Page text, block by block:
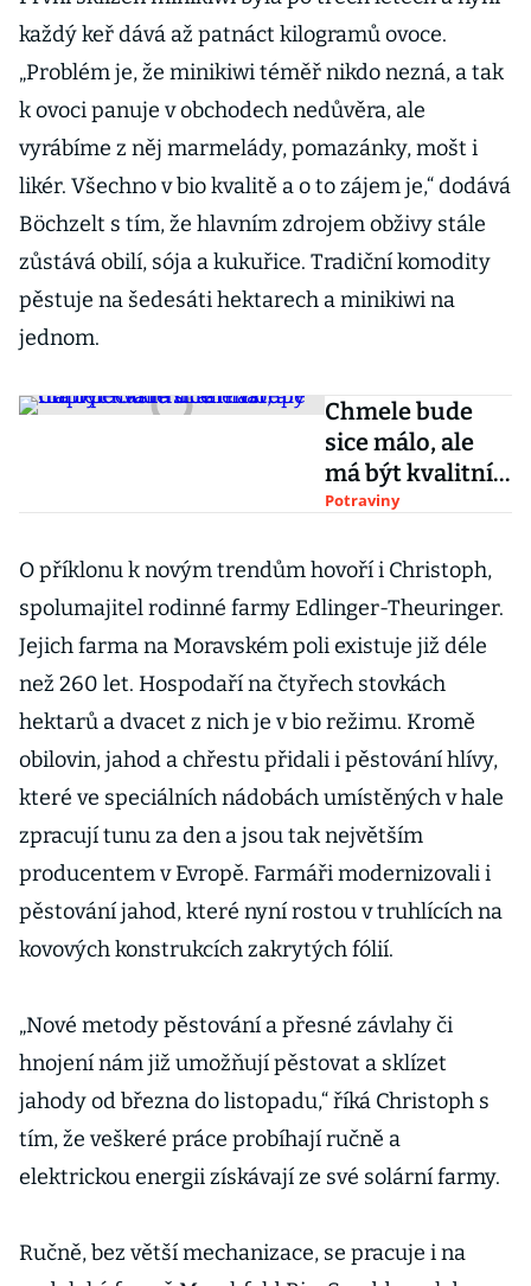
každý keř dává až patnáct kilogramů ovoce.
„Problém je, že minikiwi téměř nikdo nezná, a tak
k ovoci panuje v obchodech nedůvěra, ale
vyrábíme z něj marmelády, pomazánky, mošt i
likér. Všechno v bio kvalitě a o to zájem je,“ dodává
Böchzelt s tím, že hlavním zdrojem obživy stále
zůstává obilí, sója a kukuřice. Tradiční komodity
pěstuje na šedesáti hektarech a minikiwi na
jednom.
Chmele bude
sice málo, ale
má být kvalitní.
Farmáře trápí
vstupy
Potraviny
O příklonu k novým trendům hovoří i Christoph,
spolumajitel rodinné farmy Edlinger-Theuringer.
Jejich farma na Moravském poli existuje již déle
než 260 let. Hospodaří na čtyřech stovkách
hektarů a dvacet z nich je v bio režimu. Kromě
obilovin, jahod a chřestu přidali i pěstování hlívy,
které ve speciálních nádobách umístěných v hale
zpracují tunu za den a jsou tak největším
producentem v Evropě. Farmáři modernizovali i
pěstování jahod, které nyní rostou v truhlících na
kovových konstrukcích zakrytých fólií.
„Nové metody pěstování a přesné závlahy či
hnojení nám již umožňují pěstovat a sklízet
jahody od března do listopadu,“ říká Christoph s
tím, že veškeré práce probíhají ručně a
elektrickou energii získávají ze své solární farmy.
Ručně, bez větší mechanizace, se pracuje i na